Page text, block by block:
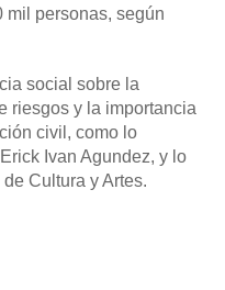
mil personas, según
social sobre la
riesgos y la importancia
civil, como lo
Ivan Agundez, y lo
Cultura y Artes.